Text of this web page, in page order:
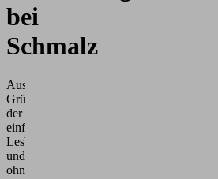
bei
Schmalz
Aus
Gründen
der
einfacheren
Lesbarkeit
und
ohne